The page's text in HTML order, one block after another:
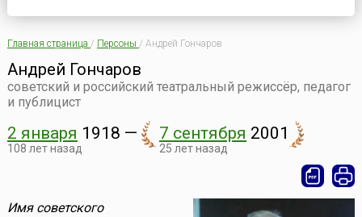
Главная страница / Персоны / Андрей Гончаров
Андрей Гончаров
советский и российский театральный режиссёр, педагог
и публицист
2 января 1918
108 лет назад
— 7 сентября 2001
25 лет назад
Имя советского